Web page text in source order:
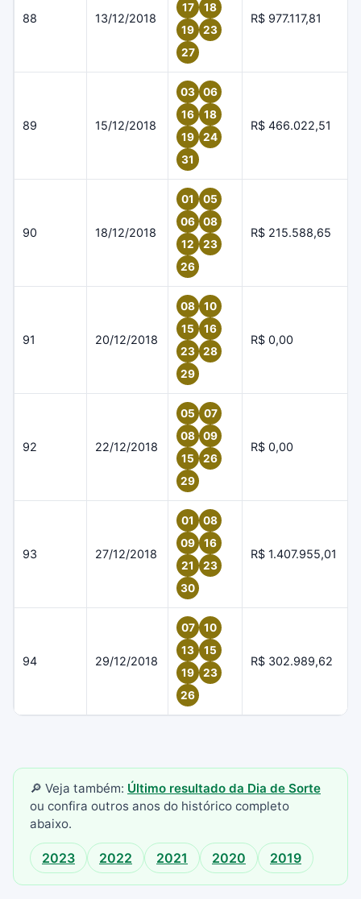
88 13/12/2018
17
18
19
23
27
R$ 977.117,81
89 15/12/2018
03
06
16
18
19
24
31
R$ 466.022,51
90 18/12/2018
01
05
06
08
12
23
26
R$ 215.588,65
91 20/12/2018
08
10
15
16
23
28
29
R$ 0,00
92 22/12/2018
05
07
08
09
15
26
29
R$ 0,00
93 27/12/2018
01
08
09
16
21
23
30
R$ 1.407.955,01
94 29/12/2018
07
10
13
15
19
23
26
R$ 302.989,62
🔎 Veja também: Último resultado da Dia de Sorte
ou confira outros anos do histórico completo
abaixo.
2023 2022 2021 2020 2019